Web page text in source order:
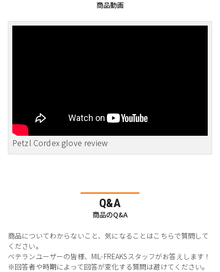
商品動画
Petzl Cordex glove review
Q&A
商品のQ&A
商品についてわからないこと、気になることはこちらで質問して
ください。
ベテランユーザーの皆様、MIL-FREAKSスタッフがお答えします！
※回答者や時期によって回答が変化する質問は避けてください。